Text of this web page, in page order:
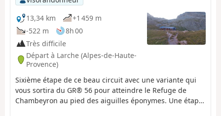
13,34 km
+1 459 m
-522 m
8h 00
Très difficile
Départ à Larche (Alpes-de-Haute-
Provence)
Sixième étape de ce beau circuit avec une variante qui
vous sortira du GR® 56 pour atteindre le Refuge de
Chambeyron au pied des aiguilles éponymes. Une étape